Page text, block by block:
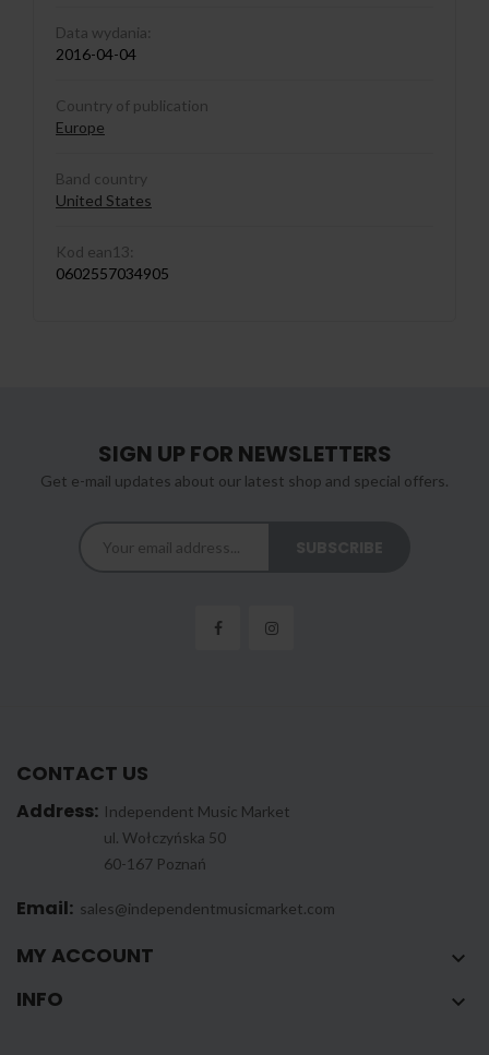
Data wydania:
2016-04-04
Country of publication
Europe
Band country
United States
Kod ean13:
0602557034905
SIGN UP FOR NEWSLETTERS
Get e-mail updates about our latest shop and special offers.
CONTACT US
Address: Independent Music Market
ul. Wołczyńska 50
60-167 Poznań
Email: sales@independentmusicmarket.com
MY ACCOUNT 
INFO 